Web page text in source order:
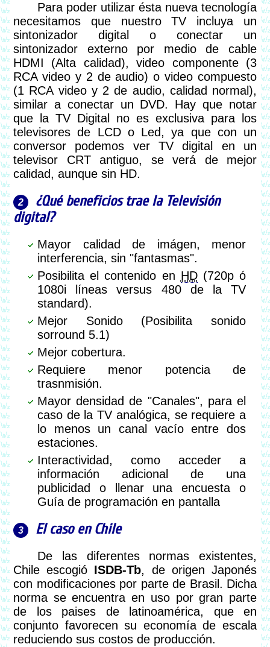
Para poder utilizar ésta nueva tecnología
necesitamos que nuestro TV incluya un
sintonizador digital o conectar un
sintonizador externo por medio de cable
HDMI (Alta calidad), video componente (3
RCA video y 2 de audio) o video compuesto
(1 RCA video y 2 de audio, calidad normal),
similar a conectar un DVD. Hay que notar
que la TV Digital no es exclusiva para los
televisores de LCD o Led, ya que con un
conversor podemos ver TV digital en un
televisor CRT antiguo, se verá de mejor
calidad, aunque sin HD.
¿Qué beneficios trae la Televisión
digital?
Mayor calidad de imágen, menor
interferencia, sin "fantasmas".
Posibilita el contenido en HD(720p ó
1080i líneas versus 480 de la TV
standard).
Mejor Sonido (Posibilita sonido
sorround 5.1)
Mejor cobertura.
Requiere menor potencia de
trasnmisión.
Mayor densidad de "Canales", para el
caso de la TV analógica, se requiere a
lo menos un canal vacío entre dos
estaciones.
Interactividad, como acceder a
información adicional de una
publicidad o llenar una encuesta o
Guía de programación en pantalla
El caso en Chile
De las diferentes normas existentes,
Chile escogió ISDB-Tb, de origen Japonés
con modificaciones por parte de Brasil. Dicha
norma se encuentra en uso por gran parte
de los paises de latinoamérica, que en
conjunto favorecen su economía de escala
reduciendo sus costos de producción.